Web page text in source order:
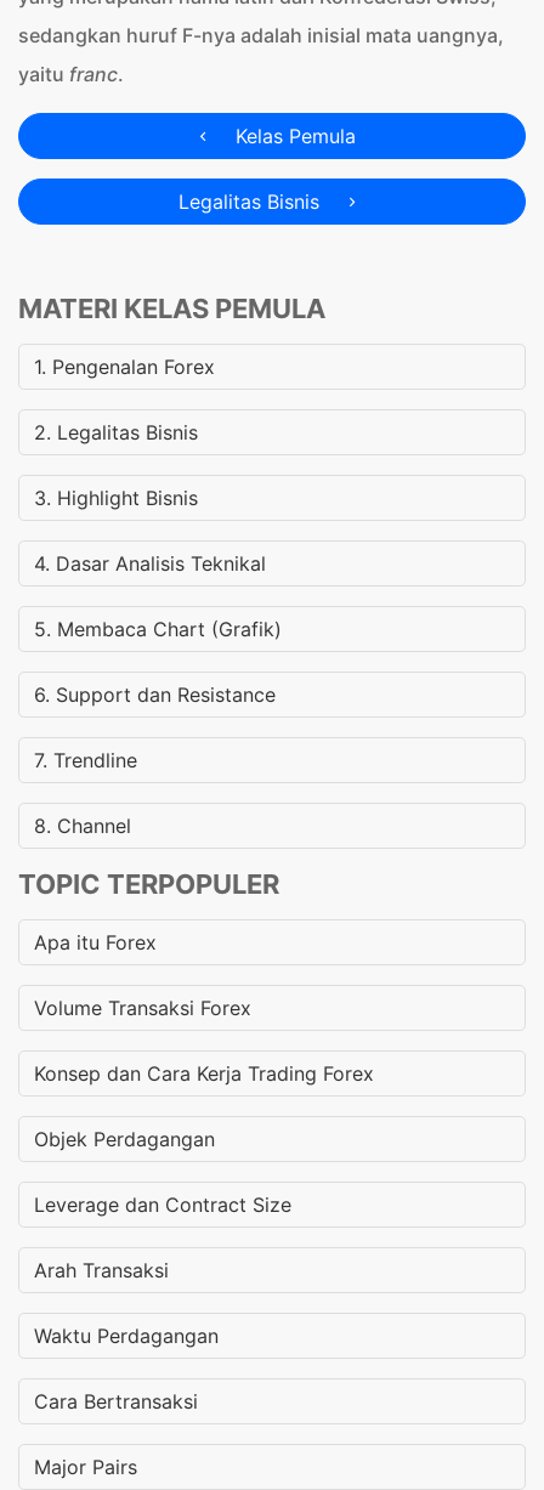
sedangkan huruf F-nya adalah inisial mata uangnya,
yaitu franc.
Kelas Pemula
Legalitas Bisnis
MATERI KELAS PEMULA
1. Pengenalan Forex
2. Legalitas Bisnis
3. Highlight Bisnis
4. Dasar Analisis Teknikal
5. Membaca Chart (Grafik)
6. Support dan Resistance
7. Trendline
8. Channel
TOPIC TERPOPULER
Apa itu Forex
Volume Transaksi Forex
Konsep dan Cara Kerja Trading Forex
Objek Perdagangan
Leverage dan Contract Size
Arah Transaksi
Waktu Perdagangan
Cara Bertransaksi
Major Pairs